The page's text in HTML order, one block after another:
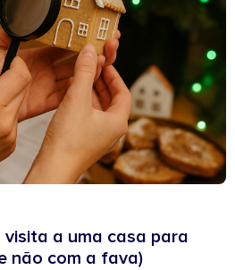
a uma casa para
não com a fava)